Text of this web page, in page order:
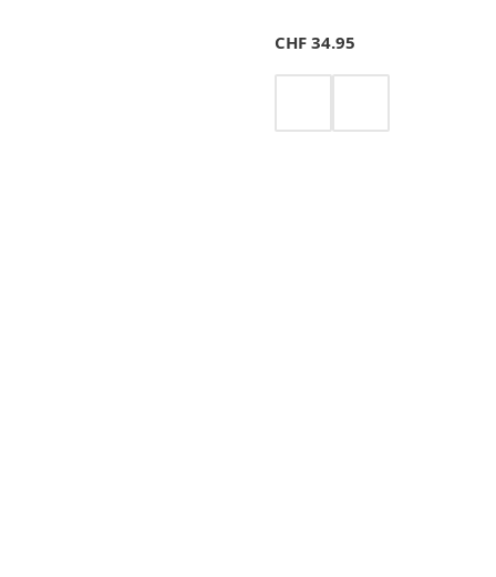
CHF 34.95